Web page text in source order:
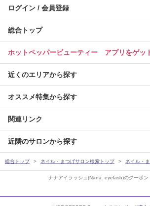
ナナアイラッシュ(Nana. eyelash)のクーポン
ログイン / 会員登録
総合トップ
ホットペッパービューティー アプリをゲッ
近くのエリアから探す
オススメ特集から探す
関連リンク
近隣のサロンから探す
総合トップ ネイル・まつげサロン検索トップ ネイル・